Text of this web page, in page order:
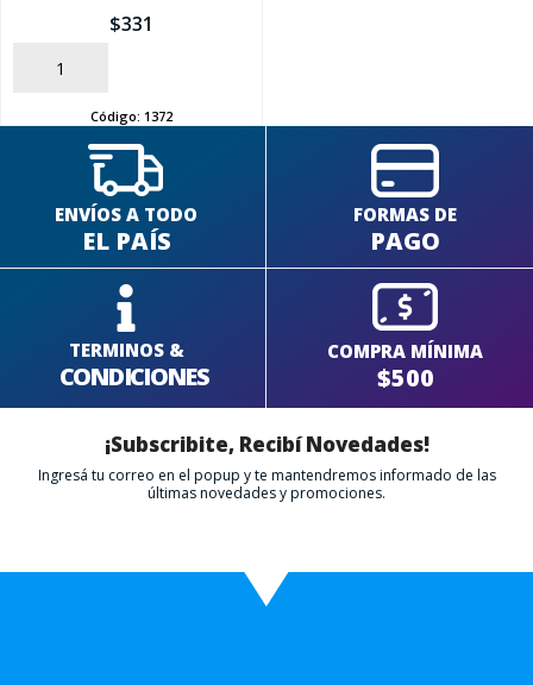
$331
AÑADIR
Código: 1372
ENVÍOS A TODO
EL PAÍS
FORMAS DE
PAGO
TERMINOS &
CONDICIONES
COMPRA MÍNIMA
$500
¡Subscribite, Recibí Novedades!
Ingresá tu correo en el popup y te mantendremos informado de las
últimas novedades y promociones.